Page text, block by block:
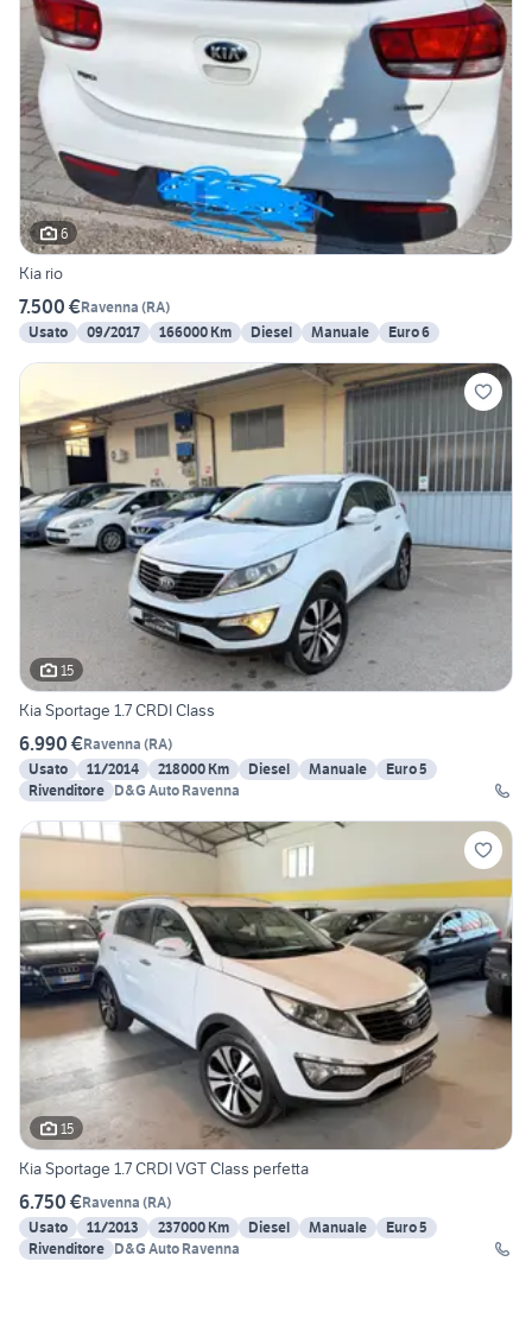
6
Kia rio
7.500 €Ravenna (RA)
Usato
09/2017 166000 Km Diesel Manuale Euro 6
15
Kia Sportage 1.7 CRDI Class
6.990 €Ravenna (RA)
Usato
11/2014 218000 Km Diesel Manuale
Euro 5
Rivenditore D&G Auto Ravenna
15
Kia Sportage 1.7 CRDI VGT Class perfetta
6.750 €Ravenna (RA)
Usato
11/2013 237000 Km Diesel Manuale
Euro 5
Rivenditore D&G Auto Ravenna